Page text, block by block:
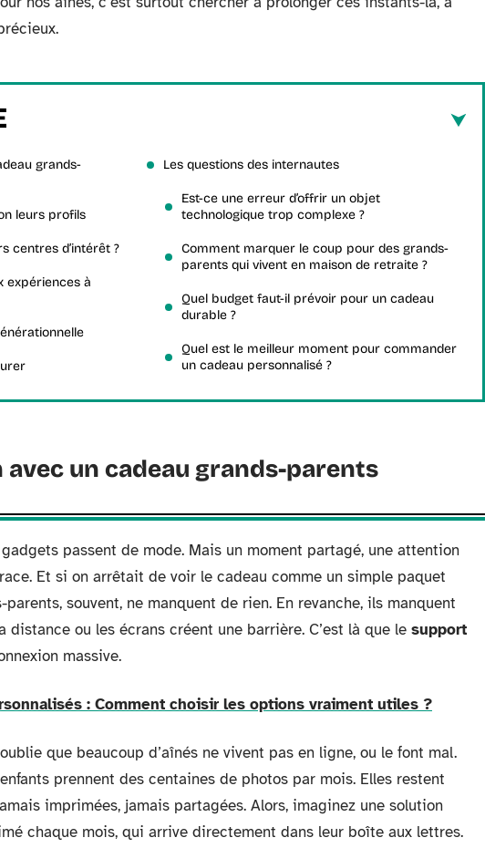
grands-
leurs profils
centres d’intérêt ?
expériences à
Les questions des internautes
Est-ce une erreur d’offrir un objet
technologique trop complexe ?
Comment marquer le coup pour des grands-
parents qui vivent en maison de retraite ?
Quel budget faut-il prévoir pour un cadeau
durable ?
Quel est le meilleur moment pour commander
un cadeau personnalisé ?
avec un cadeau grands-parents
passent de mode. Mais un moment partagé, une attention
Et si on arrêtait de voir le cadeau comme un simple paquet
souvent, ne manquent de rien. En revanche, ils manquent
ou les écrans créent une barrière. C’est là que le support
massive.
: Comment choisir les options vraiment utiles ?
que beaucoup d’aînés ne vivent pas en ligne, ou le font mal.
prennent des centaines de photos par mois. Elles restent
imprimées, jamais partagées. Alors, imaginez une solution
chaque mois, qui arrive directement dans leur boîte aux lettres.